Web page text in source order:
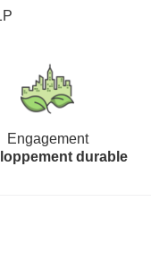
Engagement
durable